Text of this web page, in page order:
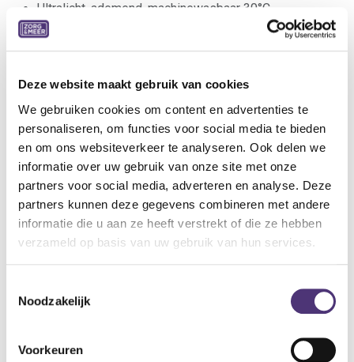
Deze website maakt gebruik van cookies
We gebruiken cookies om content en advertenties te
personaliseren, om functies voor social media te bieden
en om ons websiteverkeer te analyseren. Ook delen we
informatie over uw gebruik van onze site met onze
partners voor social media, adverteren en analyse. Deze
partners kunnen deze gegevens combineren met andere
informatie die u aan ze heeft verstrekt of die ze hebben
verzameld op basis van uw gebruik van hun services.
Noodzakelijk
Voorkeuren
Ultralicht, ademend, machinewasbaar 30°C
Zonder hinderlijke naden, verstevigde hiel
Ideale pantoffel voor combinatie met zwachtels
Indicaties:
Normale tot gevoelige voeten
Hallux valgus
Hamer- en klauwtenen
Metatarsalgie
Specificaties:
Weefsel: Zachte nylon
Binnenzool: Uitneembaar (inlegzool Tecnica S AIR)
Verpakking: per paar